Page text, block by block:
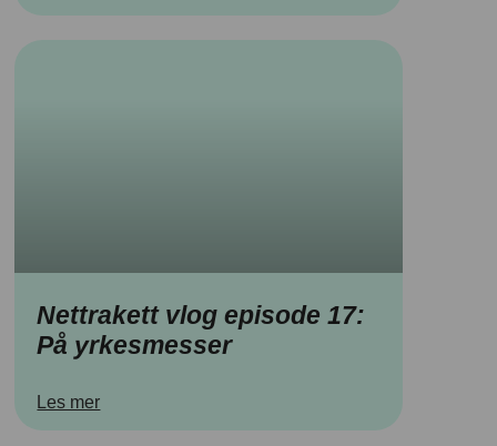
Nettrakett vlog episode 17:
På yrkesmesser
Les mer